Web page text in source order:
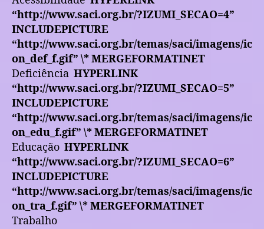
“http://www.saci.org.br/?IZUMI_SECAO=4”
INCLUDEPICTURE
“http://www.saci.org.br/temas/saci/imagens/ic
on_def_f.gif” \* MERGEFORMATINET
Deficiência HYPERLINK
“http://www.saci.org.br/?IZUMI_SECAO=5”
INCLUDEPICTURE
“http://www.saci.org.br/temas/saci/imagens/ic
on_edu_f.gif” \* MERGEFORMATINET
Educação HYPERLINK
“http://www.saci.org.br/?IZUMI_SECAO=6”
INCLUDEPICTURE
“http://www.saci.org.br/temas/saci/imagens/ic
on_tra_f.gif” \* MERGEFORMATINET
Trabalho